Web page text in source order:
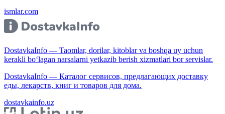
ismlar.com
DostavkaInfo — Taomlar, dorilar, kitoblar va boshqa uy uchun
kerakli bo‘lagan narsalarni yetkazib berish xizmatlari bor servislar.
DostavkaInfo — Каталог сервисов, предлагающих доставку
еды, лекарств, книг и товаров для дома.
dostavkainfo.uz